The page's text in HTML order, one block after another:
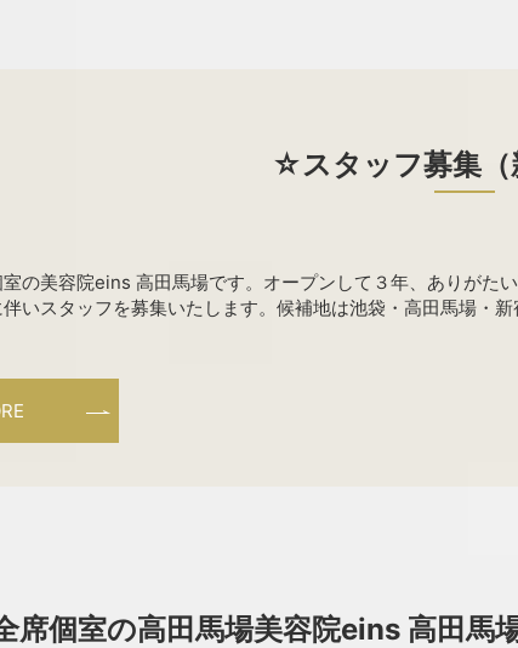
☆スタッフ募集
の美容院eins 高田馬場です。オープンして３年、ありがた
いスタッフを募集いたします。候補地は池袋・高田馬場・
席個室の高田馬場美容院eins 高田馬